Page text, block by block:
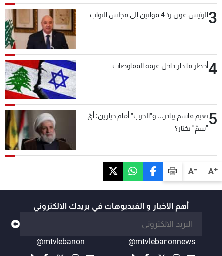
A+
A-
3الرئيس عون ردّ 4 قوانين إلى مجلس النواب
4أخطر ما دار داخل غرفة المفاوضات
5نعيم قاسم يبادر... و"الحزب" أمام خيارين: أيّ
"سمّ" يختار؟
أهم الأخبار و الفيديوهات في بريدك الالكتروني
@mtvlebanonnews
@mtvlebanon